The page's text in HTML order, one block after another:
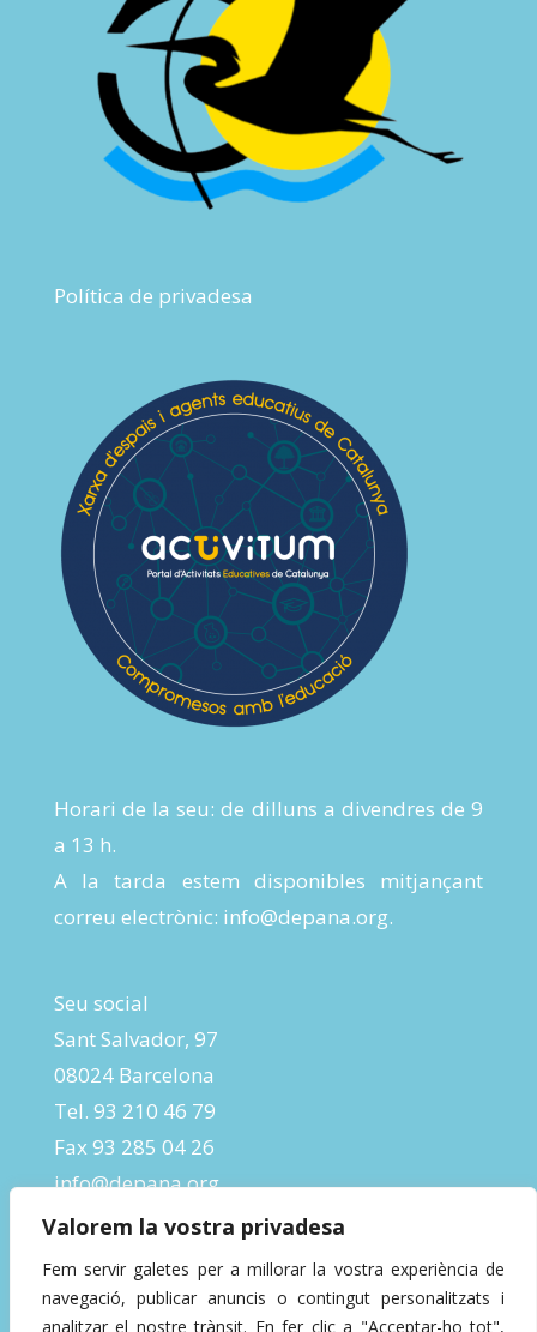
Valorem la vostra privadesa
Fem servir galetes per a millorar la vostra experiència de
navegació, publicar anuncis o contingut personalitzats i
analitzar el nostre trànsit. En fer clic a "Acceptar-ho tot",
Política de privadesa
Horari de la seu: de dilluns a divendres de 9
a 13 h.
A la tarda estem disponibles mitjançant
correu electrònic: info@depana.org.
Seu social
Sant Salvador, 97
08024 Barcelona
Tel. 93 210 46 79
Fax 93 285 04 26
info@depana.org